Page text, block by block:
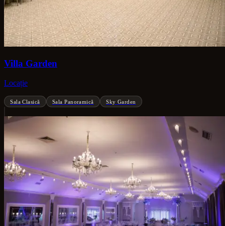
Villa Garden
Locație
Sala Clasică Sala Panoramică Sky Garden